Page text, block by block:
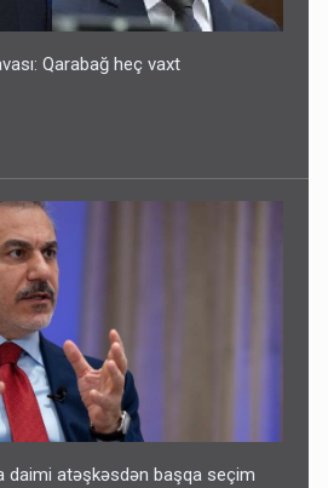
Qarabağ heç vaxt
daimi atəşkəsdən başqa seçim